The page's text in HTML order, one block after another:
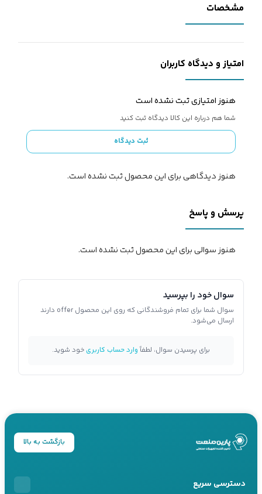
مشخصات
امتیاز و دیدگاه کاربران
هنوز امتیازی ثبت نشده است
شما هم درباره این کالا دیدگاه ثبت کنید
ثبت دیدگاه
هنوز دیدگاهی برای این محصول ثبت نشده است.
پرسش و پاسخ
هنوز سوالی برای این محصول ثبت نشده است.
سوال خود را بپرسید
سوال شما برای تمام فروشندگانی که روی این محصول offer دارند
ارسال می‌شود.
برای پرسیدن سوال، لطفاًوارد حساب کاربریخود شوید.
بازگشت به بالا
دسترسی سریع